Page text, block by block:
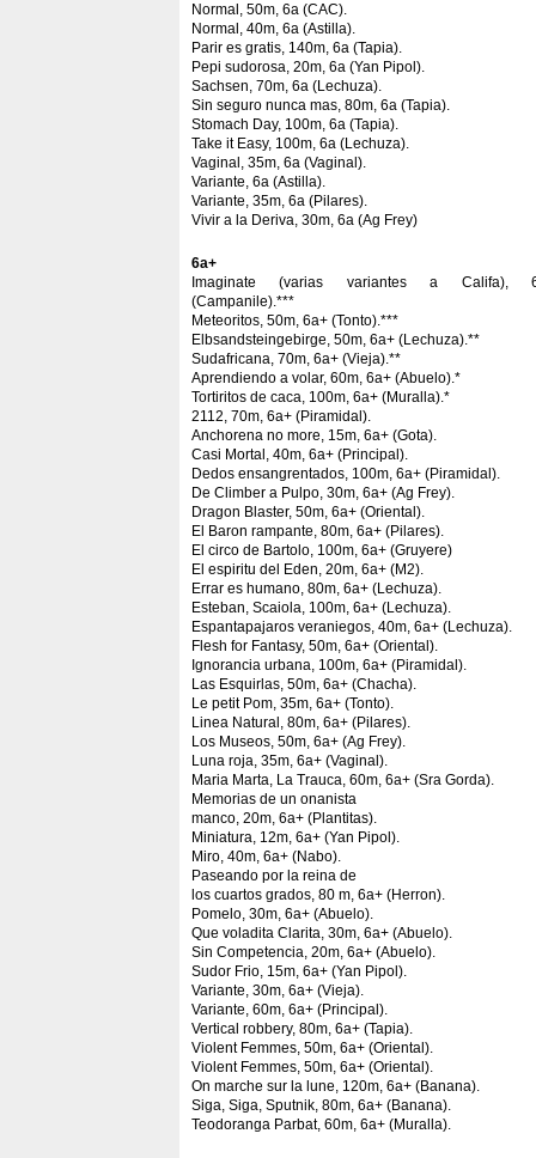
Normal, 50m, 6a (CAC).
Normal, 40m, 6a (Astilla).
Parir es gratis, 140m, 6a (Tapia).
Pepi sudorosa, 20m, 6a (Yan Pipol).
Sachsen, 70m, 6a (Lechuza).
Sin seguro nunca mas, 80m, 6a (Tapia).
Stomach Day, 100m, 6a (Tapia).
Take it Easy, 100m, 6a (Lechuza).
Vaginal, 35m, 6a (Vaginal).
Variante, 6a (Astilla).
Variante, 35m, 6a (Pilares).
Vivir a la Deriva, 30m, 6a (Ag Frey)
6a+
Imaginate (varias variantes a Califa),
(Campanile).***
Meteoritos, 50m, 6a+ (Tonto).***
Elbsandsteingebirge, 50m, 6a+ (Lechuza).**
Sudafricana, 70m, 6a+ (Vieja).**
Aprendiendo a volar, 60m, 6a+ (Abuelo).*
Tortiritos de caca, 100m, 6a+ (Muralla).*
2112, 70m, 6a+ (Piramidal).
Anchorena no more, 15m, 6a+ (Gota).
Casi Mortal, 40m, 6a+ (Principal).
Dedos ensangrentados, 100m, 6a+ (Piramidal).
De Climber a Pulpo, 30m, 6a+ (Ag Frey).
Dragon Blaster, 50m, 6a+ (Oriental).
El Baron rampante, 80m, 6a+ (Pilares).
El circo de Bartolo, 100m, 6a+ (Gruyere)
El espiritu del Eden, 20m, 6a+ (M2).
Errar es humano, 80m, 6a+ (Lechuza).
Esteban, Scaiola, 100m, 6a+ (Lechuza).
Espantapajaros veraniegos, 40m, 6a+ (Lechuza).
Flesh for Fantasy, 50m, 6a+ (Oriental).
Ignorancia urbana, 100m, 6a+ (Piramidal).
Las Esquirlas, 50m, 6a+ (Chacha).
Le petit Pom, 35m, 6a+ (Tonto).
Linea Natural, 80m, 6a+ (Pilares).
Los Museos, 50m, 6a+ (Ag Frey).
Luna roja, 35m, 6a+ (Vaginal).
Maria Marta, La Trauca, 60m, 6a+ (Sra Gorda).
Memorias de un onanista
manco, 20m, 6a+ (Plantitas).
Miniatura, 12m, 6a+ (Yan Pipol).
Miro, 40m, 6a+ (Nabo).
Paseando por la reina de
los cuartos grados, 80 m, 6a+ (Herron).
Pomelo, 30m, 6a+ (Abuelo).
Que voladita Clarita, 30m, 6a+ (Abuelo).
Sin Competencia, 20m, 6a+ (Abuelo).
Sudor Frio, 15m, 6a+ (Yan Pipol).
Variante, 30m, 6a+ (Vieja).
Variante, 60m, 6a+ (Principal).
Vertical robbery, 80m, 6a+ (Tapia).
Violent Femmes, 50m, 6a+ (Oriental).
Violent Femmes, 50m, 6a+ (Oriental).
On marche sur la lune, 120m, 6a+ (Banana).
Siga, Siga, Sputnik, 80m, 6a+ (Banana).
Teodoranga Parbat, 60m, 6a+ (Muralla).